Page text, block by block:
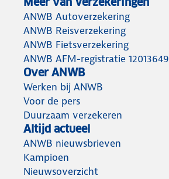
ANWB Autoverzekering
ANWB Reisverzekering
ANWB Fietsverzekering
ANWB AFM-registratie 12013649
Over ANWB
Werken bij ANWB
Voor de pers
Duurzaam verzekeren
Altijd actueel
ANWB nieuwsbrieven
Kampioen
Nieuwsoverzicht